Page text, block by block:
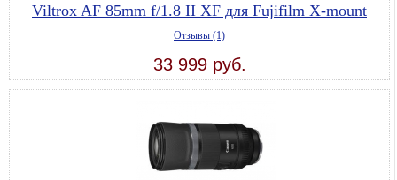
Viltrox AF 85mm f/1.8 II XF для Fujifilm X-mount
Отзывы (1)
33 999 руб.